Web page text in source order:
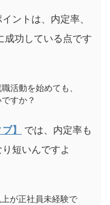
ントは、内定率、
功している点です
活動を始めても、
すか？
】
では、内定率も
短いんですよ
が正社員未経験で